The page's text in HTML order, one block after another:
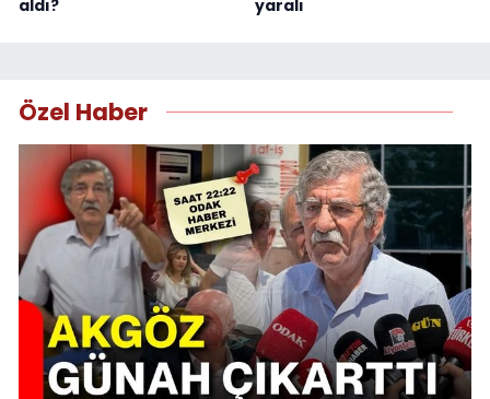
aldı? yaralı
Özel Haber